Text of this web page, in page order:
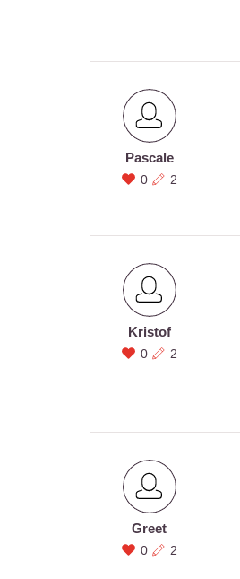
Pascale
0 2
Kristof
0 2
Greet
0 2